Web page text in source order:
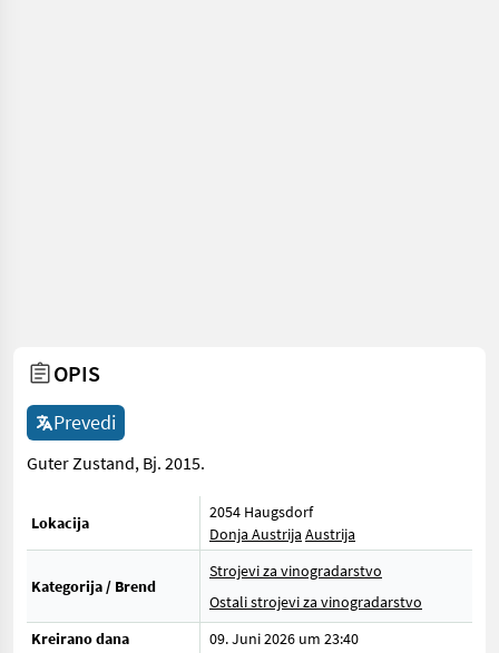
OPIS
Prevedi
Guter Zustand, Bj. 2015.
Lokacija
2054 Haugsdorf
Donja Austrija Austrija
Kategorija / Brend
Strojevi za vinogradarstvo
Ostali strojevi za vinogradarstvo
Kreirano dana
09. Juni 2026 um 23:40